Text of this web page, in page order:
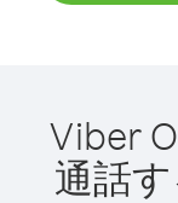
Viber
通話